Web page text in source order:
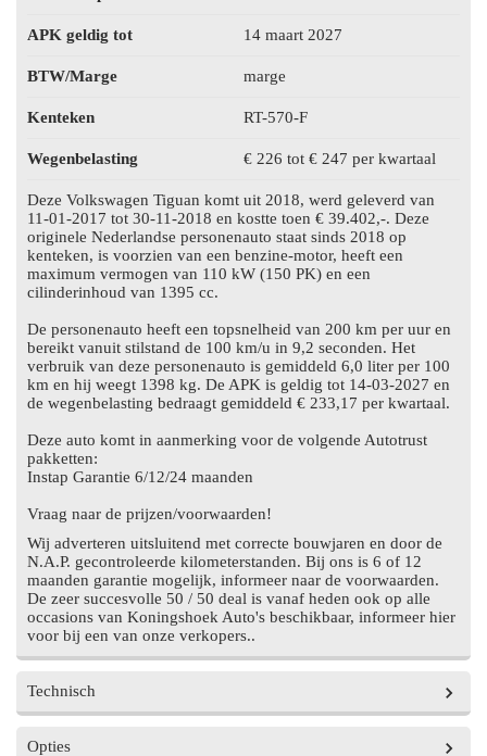
APK geldig tot 14 maart 2027
BTW/Marge marge
Kenteken RT-570-F
Wegenbelasting € 226 tot € 247 per kwartaal
Deze Volkswagen Tiguan komt uit 2018, werd geleverd van
11-01-2017 tot 30-11-2018 en kostte toen € 39.402,-. Deze
originele Nederlandse personenauto staat sinds 2018 op
kenteken, is voorzien van een benzine-motor, heeft een
maximum vermogen van 110 kW (150 PK) en een
cilinderinhoud van 1395 cc.
De personenauto heeft een topsnelheid van 200 km per uur en
bereikt vanuit stilstand de 100 km/u in 9,2 seconden. Het
verbruik van deze personenauto is gemiddeld 6,0 liter per 100
km en hij weegt 1398 kg. De APK is geldig tot 14-03-2027 en
de wegenbelasting bedraagt gemiddeld € 233,17 per kwartaal.
Deze auto komt in aanmerking voor de volgende Autotrust
pakketten:
Instap Garantie 6/12/24 maanden
Vraag naar de prijzen/voorwaarden!
Wij adverteren uitsluitend met correcte bouwjaren en door de
N.A.P. gecontroleerde kilometerstanden. Bij ons is 6 of 12
maanden garantie mogelijk, informeer naar de voorwaarden.
De zeer succesvolle 50 / 50 deal is vanaf heden ook op alle
occasions van Koningshoek Auto's beschikbaar, informeer hier
voor bij een van onze verkopers..
Technisch
Vermogen
Opties